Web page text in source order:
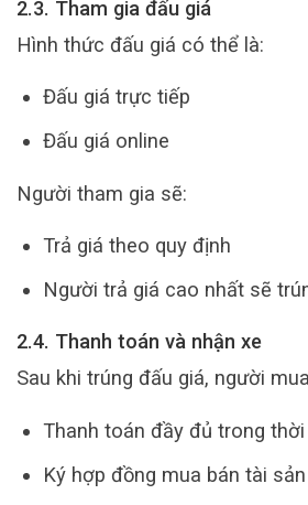
2.3. Tham gia đấu giá
Hình thức đấu giá có thể là:
Đấu giá trực tiếp
Đấu giá online
Người tham gia sẽ:
Trả giá theo quy định
Người trả giá cao nhất sẽ
2.4. Thanh toán và nhận xe
Sau khi trúng đấu giá, người
Thanh toán đầy đủ trong thời
Ký hợp đồng mua bán tài